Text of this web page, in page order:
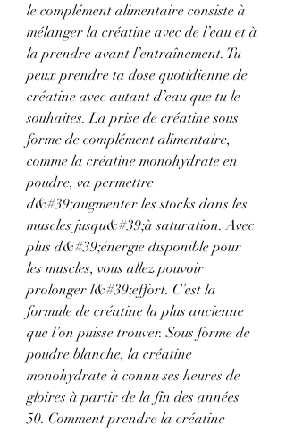
le complément alimentaire consiste à
mélanger la créatine avec de l’eau et à
la prendre avant l’entraînement. Tu
peux prendre ta dose quotidienne de
créatine avec autant d’eau que tu le
souhaites. La prise de créatine sous
forme de complément alimentaire,
comme la créatine monohydrate en
poudre, va permettre
d&#39;augmenter les stocks dans les
muscles jusqu&#39;à saturation. Avec
plus d&#39;énergie disponible pour
les muscles, vous allez pouvoir
prolonger l&#39;effort. C’est la
formule de créatine la plus ancienne
que l’on puisse trouver. Sous forme de
poudre blanche, la créatine
monohydrate à connu ses heures de
gloires à partir de la fin des années
50. Comment prendre la créatine